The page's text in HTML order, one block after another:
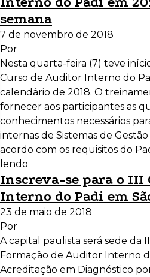
semana
7 de novembro de 2018
Por
Nesta quarta-feira (7) teve
Curso de Auditor Interno do
calendário de 2018. O
fornecer aos participantes as
conhecimentos necessários
internas de Sistemas de
acordo com os requisitos do
lendo
Inscreva-se para o III
Interno do Padi em
23 de maio de 2018
Por
A capital paulista será sede da
Formação de Auditor Interno
Acreditação em Diagnóstico